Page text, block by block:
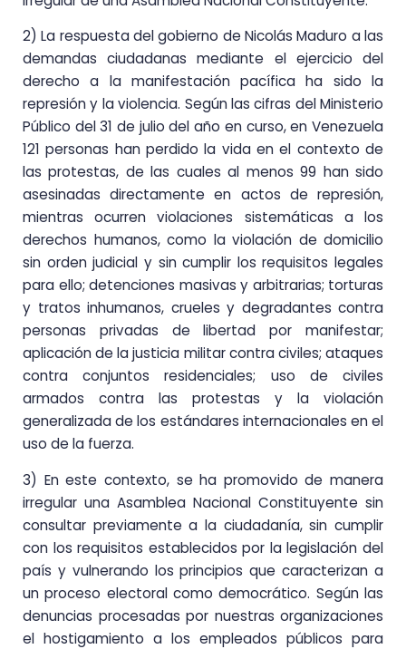
2) La respuesta del gobierno de Nicolás Maduro a las
demandas ciudadanas mediante el ejercicio del
derecho a la manifestación pacífica ha sido la
represión y la violencia. Según las cifras del Ministerio
Público del 31 de julio del año en curso, en Venezuela
121 personas han perdido la vida en el contexto de
las protestas, de las cuales al menos 99 han sido
asesinadas directamente en actos de represión,
mientras ocurren violaciones sistemáticas a los
derechos humanos, como la violación de domicilio
sin orden judicial y sin cumplir los requisitos legales
para ello; detenciones masivas y arbitrarias; torturas
y tratos inhumanos, crueles y degradantes contra
personas privadas de libertad por manifestar;
aplicación de la justicia militar contra civiles; ataques
contra conjuntos residenciales; uso de civiles
armados contra las protestas y la violación
generalizada de los estándares internacionales en el
uso de la fuerza.
3) En este contexto, se ha promovido de manera
irregular una Asamblea Nacional Constituyente sin
consultar previamente a la ciudadanía, sin cumplir
con los requisitos establecidos por la legislación del
país y vulnerando los principios que caracterizan a
un proceso electoral como democrático. Según las
denuncias procesadas por nuestras organizaciones
el hostigamiento a los empleados públicos para